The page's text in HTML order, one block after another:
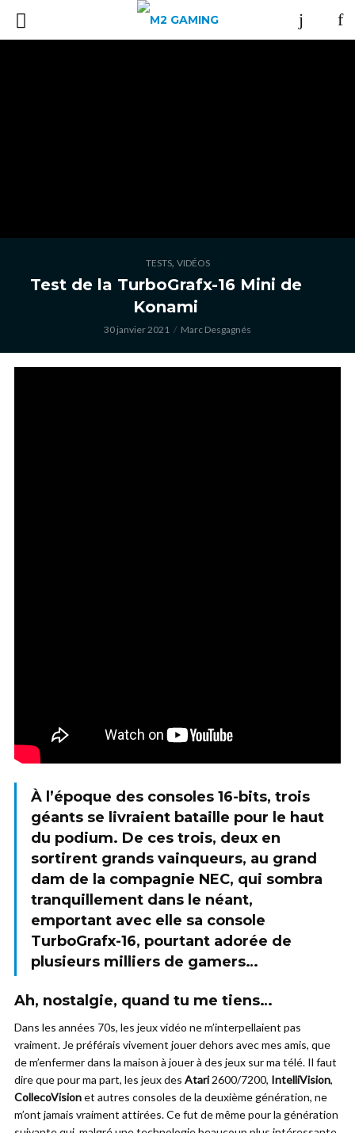
TESTS, VIDÉOS
Test de la TurboGrafx-16 Mini de
Konami
30 janvier 2021 Marc Desgagnés
À l’époque des consoles 16-bits, trois
géants se livraient bataille pour le haut
du podium. De ces trois, deux en
sortirent grands vainqueurs, au grand
dam de la compagnie NEC, qui sombra
tranquillement dans le néant,
emportant avec elle sa console
TurboGrafx-16, pourtant adorée de
plusieurs milliers de gamers…
Ah, nostalgie, quand tu me tiens…
Dans les années 70s, les jeux vidéo ne m’interpellaient pas
vraiment. Je préférais vivement jouer dehors avec mes amis, que
de m’enfermer dans la maison à jouer à des jeux sur ma télé. Il faut
dire que pour ma part, les jeux des Atari2600/7200, IntelliVision,
CollecoVisionet autres consoles de la deuxième génération, ne
m’ont jamais vraiment attirées. Ce fut de même pour la génération